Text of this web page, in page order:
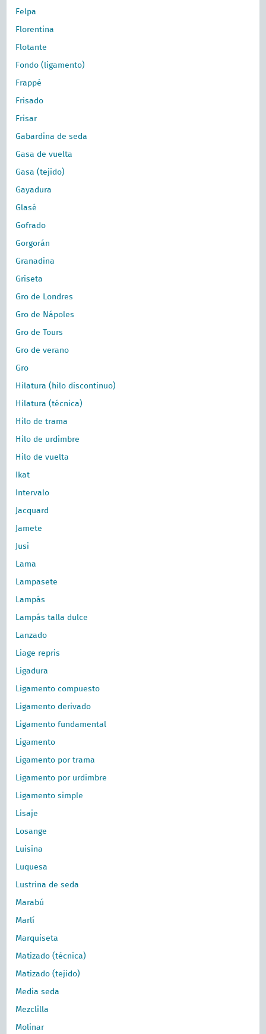
Felpa
Florentina
Flotante
Fondo (ligamento)
Frappé
Frisado
Frisar
Gabardina de seda
Gasa de vuelta
Gasa (tejido)
Gayadura
Glasé
Gofrado
Gorgorán
Granadina
Griseta
Gro de Londres
Gro de Nápoles
Gro de Tours
Gro de verano
Gro
Hilatura (hilo discontinuo)
Hilatura (técnica)
Hilo de trama
Hilo de urdimbre
Hilo de vuelta
Ikat
Intervalo
Jacquard
Jamete
Jusi
Lama
Lampasete
Lampás
Lampás talla dulce
Lanzado
Liage repris
Ligadura
Ligamento compuesto
Ligamento derivado
Ligamento fundamental
Ligamento
Ligamento por trama
Ligamento por urdimbre
Ligamento simple
Lisaje
Losange
Luisina
Luquesa
Lustrina de seda
Marabú
Marlí
Marquiseta
Matizado (técnica)
Matizado (tejido)
Media seda
Mezclilla
Molinar